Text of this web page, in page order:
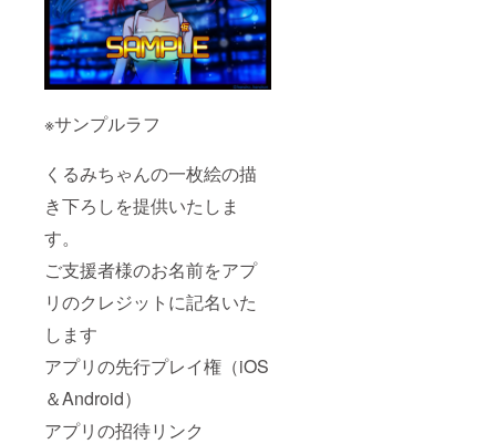
※サンプルラフ
くるみちゃんの一枚絵の描
き下ろしを提供いたしま
す。
ご支援者様のお名前をアプ
リのクレジットに記名いた
します
アプリの先行プレイ権（iOS
＆Android）
アプリの招待リンク